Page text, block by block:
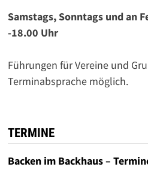
Samstags, Sonntags und an
-18.00 Uhr
Führungen für Vereine und
Terminabsprache möglich.
TERMINE
Backen im Backhaus –